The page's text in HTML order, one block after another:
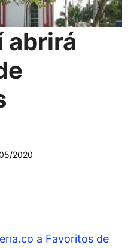
abrirá
2020
a Favoritos de